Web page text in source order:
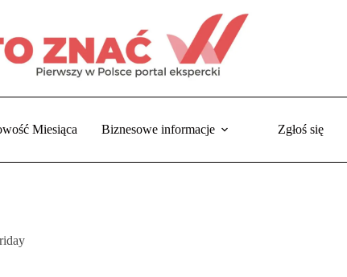
Miesiąca Biznesowe informacje Zgłoś się